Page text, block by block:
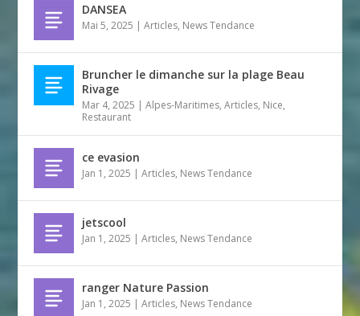
DANSEA
Mai 5, 2025 |Articles, News Tendance
Bruncher le dimanche sur la plage Beau
Rivage
Mar 4, 2025 |Alpes-Maritimes,Articles, Nice,
Restaurant
ce evasion
Jan 1, 2025 |Articles, News Tendance
jetscool
Jan 1, 2025 |Articles, News Tendance
ranger Nature Passion
Jan 1, 2025 |Articles, News Tendance